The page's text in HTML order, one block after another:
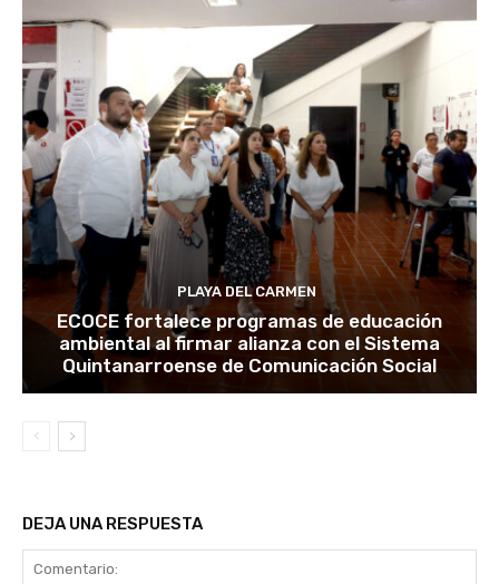
PLAYA DEL CARMEN
ECOCE fortalece programas de educación
ambiental al firmar alianza con el Sistema
Quintanarroense de Comunicación Social
DEJA UNA RESPUESTA